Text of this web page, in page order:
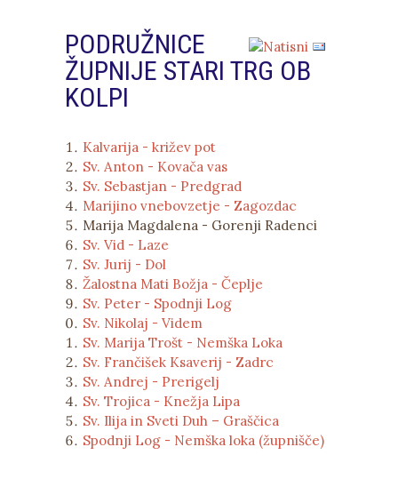
PODRUŽNICE
ŽUPNIJE STARI TRG OB
KOLPI
Kalvarija - križev pot
Sv. Anton - Kovača vas
Sv. Sebastjan - Predgrad
Marijino vnebovzetje - Zagozdac
Marija Magdalena - Gorenji Radenci
Sv. Vid - Laze
Sv. Jurij - Dol
Žalostna Mati Božja - Čeplje
Sv. Peter - Spodnji Log
Sv. Nikolaj - Videm
Sv. Marija Trošt - Nemška Loka
Sv. Frančišek Ksaverij - Zadrc
Sv. Andrej - Prerigelj
Sv. Trojica - Knežja Lipa
Sv. Ilija in Sveti Duh – Graščica
Spodnji Log - Nemška loka (župnišče)